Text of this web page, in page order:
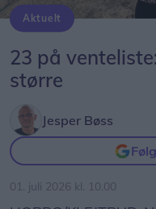
Aktuelt
23 på
større
Jesper Bøss
01. juli 2026 kl. 10.00